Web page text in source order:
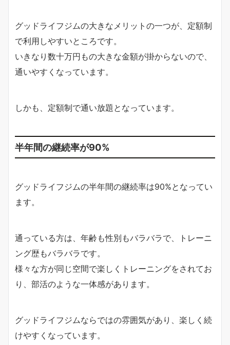
グッドライフジムの大きなメリットの一つが、定額制
で利用しやすいところです。
いきなり数十万円もの大きな金額が掛からないので、
通いやすくなっています。
しかも、定額制で通い放題となっています。
半年間の継続率が90%
グッドライフジムの半年間の継続率は90%となってい
ます。
通っている方は、年齢も性別もバラバラで、トレーニ
ング歴もバラバラです。
様々な方が同じ空間で楽しくトレーニングをされてお
り、部活のような一体感があります。
グッドライフジムならではの雰囲気があり、楽しく続
けやすくなっています。